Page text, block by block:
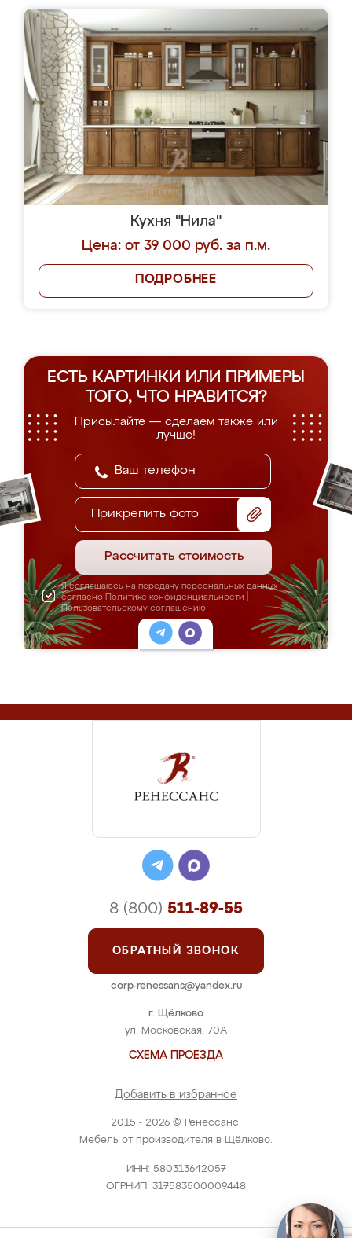
Кухня "Нила"
Цена: от 39 000 руб. за п.м.
ПОДРОБНЕЕ
ЕСТЬ КАРТИНКИ ИЛИ ПРИМЕРЫ
ТОГО, ЧТО НРАВИТСЯ?
Присылайте — сделаем также или
лучше!
Прикрепить фото
Рассчитать стоимость
Я соглашаюсь на передачу персональных данных
согласно Политике конфиденциальности
Пользовательскому соглашению
2015 - 2026 © Ренессанс.
Мебель от производителя в Щёлково.
ИНН: 580313642057
ОГРНИП: 317583500009448
г. Щёлково
ул. Московская, 70А
СХЕМА ПРОЕЗДА
Добавить в избранное
8 (800) 511-89-55
ОБРАТНЫЙ ЗВОНОК
corp-renessans@yandex.ru